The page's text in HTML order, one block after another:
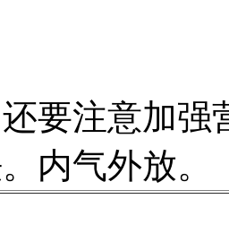
注意加强
内气外放。